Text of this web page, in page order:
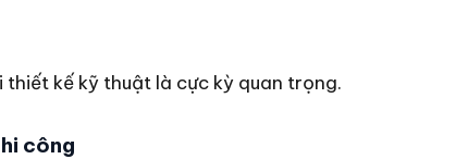
kế kỹ thuật là cực kỳ quan trọng.
công